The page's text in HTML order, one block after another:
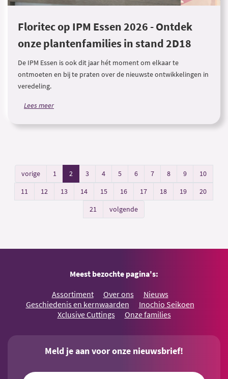
Floritec op IPM Essen 2026 - Ontdek
onze plantenfamilies in stand 2D18
De IPM Essen is ook dit jaar hét moment om elkaar te
ontmoeten en bij te praten over de nieuwste ontwikkelingen in
veredeling.
Lees meer
vorige 1 2 3 4 5 6 7 8 9
10
11
12 13 14 15 16 17 18 19
20
21
volgende
Meest bezochte pagina's:
Assortiment Over ons
Nieuws
Geschiedenis en kernwaarden
Inochio Seikoen
Xclusive Cuttings
Onze families
Meld je aan voor onze nieuwsbrief!